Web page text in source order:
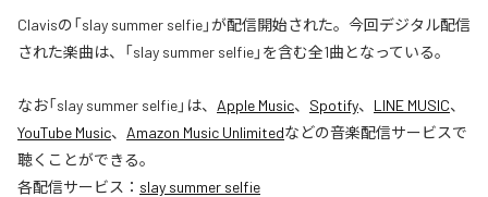
Clavisの「slay summer selfie」が配信開始された。今回デジタル配信
された楽曲は、「slay summer selfie」を含む全1曲となっている。
なお「slay summer selfie」は、 Apple Music、 Spotify、 LINE MUSIC、
YouTube Music、 Amazon Music Unlimitedなどの音楽配信サービスで
聴くことができる。
各配信サービス： slay summer selfie